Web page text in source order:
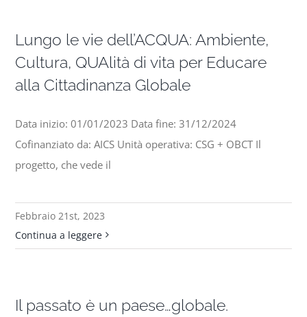
Notizie
Chi siamo
Lungo le vie dell’ACQUA: Ambiente,
Cultura, QUAlità di vita per Educare
alla Cittadinanza Globale
Data inizio: 01/01/2023 Data fine: 31/12/2024
Cofinanziato da: AICS Unità operativa: CSG + OBCT Il
progetto, che vede il
Febbraio 21st, 2023
Continua a leggere
Il passato è un paese…globale.